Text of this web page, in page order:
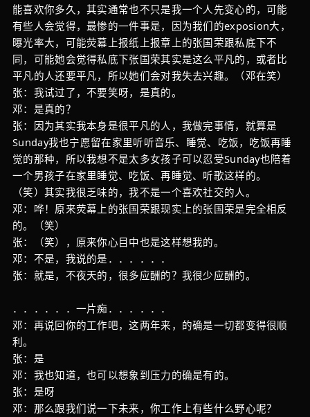
能喜欢你多久，其实通常也不只是我一个人先变心的，可能
有些人会觉得，最惨的一件事是，因为我们的exposion大，
曝光率大，可能荧幕上报纸上报章上的张国荣跟私底下不
同，可能她会觉得私底下张国荣其实是这么平凡的，或者比
平凡的人还要平凡，所以她们会对我失去兴趣。（邓在笑）
张：我试过了，不要笑呀，是真的。
邓：是真的？
张：因为其实我本身是很平凡的人，我做完事情，就算是
Sunday我也宁愿留在家里听听音乐、睡觉、吃饭，吃饭再睡
觉的那种，所以我想不是太多女孩子可以忍受Sunday也陪着
一个男孩子在家里睡觉、吃饭、再睡觉、听歌这样的。
（笑）其实我很乏味的，我不是一个喜欢社交的人。
邓：哗！原来荧幕上的张国荣跟现实上的张国荣是完全相反
的。（笑）
张：（笑），原来你心目中也是这样想我的。
邓：不是，我说的是．．．．．．
张：就是，不夜天的，很多应酬的？我很少应酬的。
．．．．．．一片痴．．．．．．
邓：再说回你的工作吧，这两年来，的确是一切都变得很顺
利。
张：是
邓：我也知道，也可以想象到压力的确是有的。
张：是呀
邓：那么跟我们说一下未来，你工作上有些什么野心呢？